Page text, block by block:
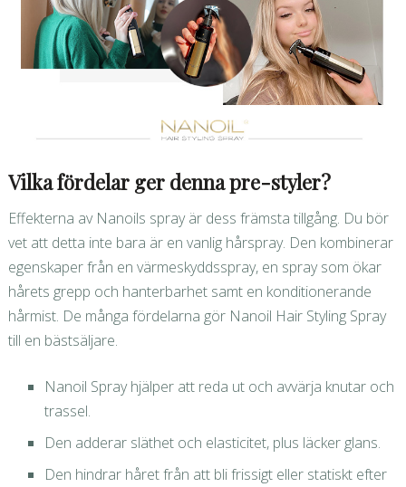
Vilka fördelar ger denna pre-styler?
Effekterna av Nanoils spray är dess främsta tillgång. Du bör
vet att detta inte bara är en vanlig hårspray. Den kombinerar
egenskaper från en värmeskyddsspray, en spray som ökar
hårets grepp och hanterbarhet samt en konditionerande
hårmist. De många fördelarna gör Nanoil Hair Styling Spray
till en bästsäljare.
Nanoil Spray hjälper att reda ut och avvärja knutar och
trassel.
Den adderar släthet och elasticitet, plus läcker glans.
Den hindrar håret från att bli frissigt eller statiskt efter